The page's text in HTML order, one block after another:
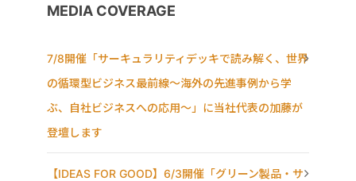
MEDIA COVERAGE
7/8開催「サーキュラリティデッキで読み解く、世界
の循環型ビジネス最前線〜海外の先進事例から学
ぶ、自社ビジネスへの応用〜」に当社代表の加藤が
登壇します
【IDEAS FOR GOOD】6/3開催「グリーン製品・サ